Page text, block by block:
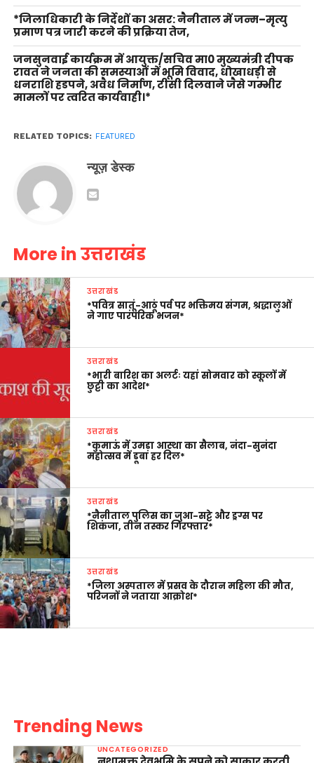
*जिलाधिकारी के निर्देशों का असर: नैनीताल में जन्म–मृत्यु
प्रमाण पत्र जारी करने की प्रक्रिया तेज,
जनसुनवाई कार्यक्रम में आयुक्त/सचिव मा0 मुख्यमंत्री दीपक
रावत ने जनता की समस्याओं में भूमि विवाद, धोखाधड़ी से
धनराशि हडपने, अवैध निर्माण, टीसी दिलवाने जैसे गम्भीर
मामलों पर त्वरित कार्यवाही।*
RELATED TOPICS: FEATURED
न्यूज़ डेस्क
More in उत्तराखंड
उत्तराखंड
*पवित्र सातूं-आठूं पर्व पर भक्तिमय संगम, श्रद्धालुओं
ने गाए पारंपरिक भजन*
उत्तराखंड
*भारी बारिश का अलर्टः यहां सोमवार को स्कूलों में
छुट्टी का आदेश*
उत्तराखंड
*कुमाऊं में उमड़ा आस्था का सैलाब, नंदा-सुनंदा
महोत्सव में डूबा हर दिल*
उत्तराखंड
*नैनीताल पुलिस का जुआ-सट्टे और ड्रग्स पर
शिकंजा, तीन तस्कर गिरफ्तार*
उत्तराखंड
*जिला अस्पताल में प्रसव के दौरान महिला की मौत,
परिजनों ने जताया आक्रोश*
Trending News
UNCATEGORIZED